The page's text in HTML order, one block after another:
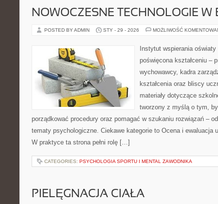
NOWOCZESNE TECHNOLOGIE W
POSTED BY ADMIN STY - 29 - 2026 MOŻLIWOŚĆ
Instytut wspierania
poświęcona kształceniu –
wychowawcy, kadra
kształcenia oraz bliscy
materiały dotyczące
tworzony z myślą o tym,
porządkować procedury oraz pomagać w szukaniu rozwiązań –
tematy psychologiczne. Ciekawe kategorie to Ocena i ewaluacja
W praktyce ta strona pełni rolę […]
CATEGORIES: PSYCHOLOGIA SPORTU I MENTAL ZAWODNIKA
PIELĘGNACJA CIAŁA